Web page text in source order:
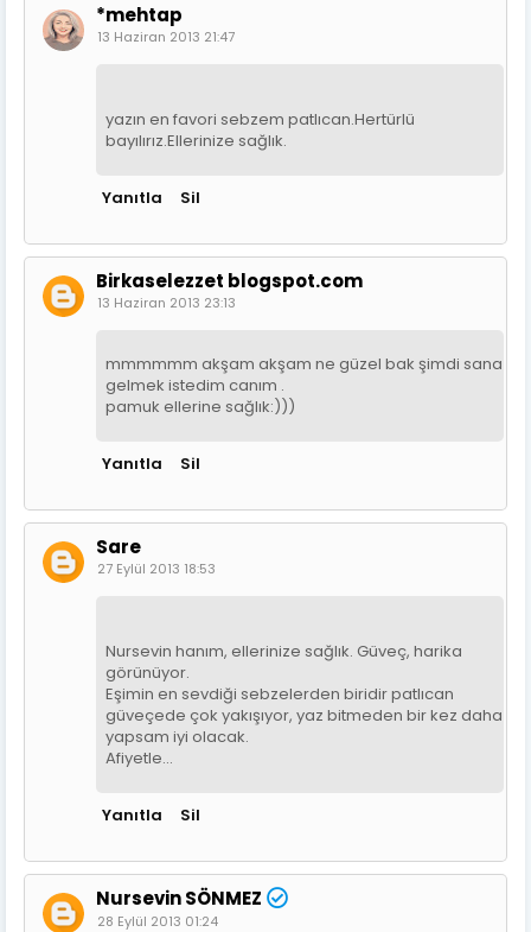
*mehtap
13 Haziran 2013 21:47
yazın en favori sebzem patlıcan.Hertürlü
bayılırız.Ellerinize sağlık.
Yanıtla Sil
Birkaselezzet blogspot.com
13 Haziran 2013 23:13
mmmmmm akşam akşam ne güzel bak şimdi sana
gelmek istedim canım .
pamuk ellerine sağlık:)))
Yanıtla Sil
Sare
27 Eylül 2013 18:53
Nursevin hanım, ellerinize sağlık. Güveç, harika
görünüyor.
Eşimin en sevdiği sebzelerden biridir patlıcan
güveçede çok yakışıyor, yaz bitmeden bir kez daha
yapsam iyi olacak.
Afiyetle...
Yanıtla Sil
Nursevin SÖNMEZ
28 Eylül 2013 01:24